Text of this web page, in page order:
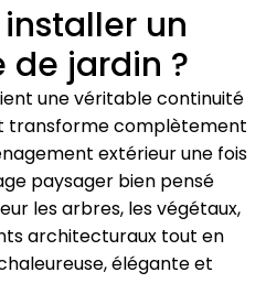
un
de jardin ?
une véritable continuité
transforme complètement
extérieur une fois
paysager bien pensé
les arbres, les végétaux,
architecturaux tout en
élégante et